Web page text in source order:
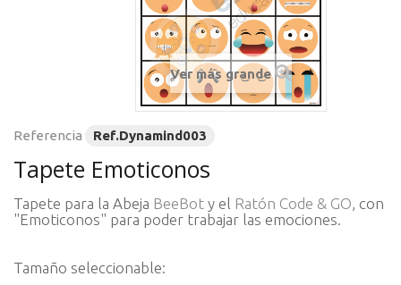
Ver más grande
Referencia Ref.Dynamind003
Tapete Emoticonos
Tapete para la Abeja BeeBot y el Ratón Code & GO, con
"Emoticonos" para poder trabajar las emociones.
Tamaño seleccionable: